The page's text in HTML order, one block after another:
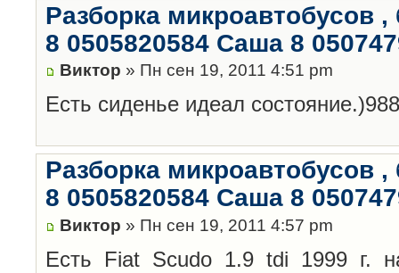
Разборка микроавтобусов
8 0505820584 Саша 8
Виктор » Пн сен 19, 2011 4:51 pm
Есть сиденье идеал
Разборка микроавтобусов
8 0505820584 Саша 8
Виктор » Пн сен 19, 2011 4:57 pm
Есть Fiat Scudo 1.9 tdi 1999 г.